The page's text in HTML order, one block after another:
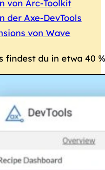
von Arc-Toolkit
der Axe-DevTools
von Wave
findest du in etwa 40